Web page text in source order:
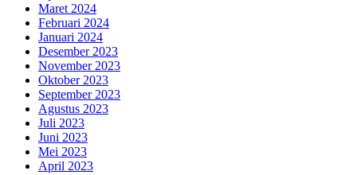
Maret 2024
Februari 2024
Januari 2024
Desember 2023
November 2023
Oktober 2023
September 2023
Agustus 2023
Juli 2023
Juni 2023
Mei 2023
April 2023